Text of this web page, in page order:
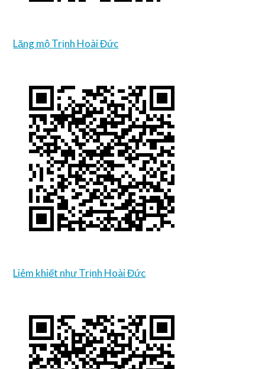
Lăng mộ Trịnh Hoài Đức
Liêm khiết như Trịnh Hoài Đức